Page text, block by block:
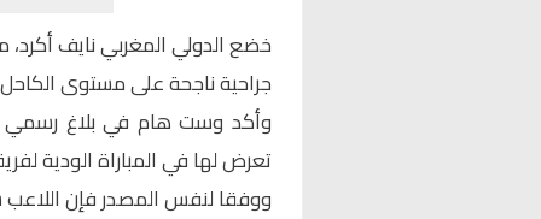
خضع الدولي المغربي نايف أكرد،
جراحية ناجحة على مستوى
وأكد وست هام في بلاغ رسمي
تعرض لها في المباراة الودية
ووفقا لنفس المصدر فإن